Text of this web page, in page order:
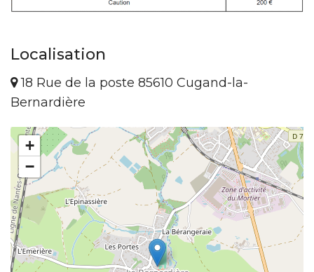
Localisation
18 Rue de la poste 85610 Cugand-la-
Bernardière
+
−